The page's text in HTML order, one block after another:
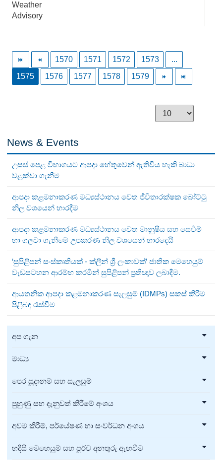
Weather
Advisory
1570 1571 1572 1573
...
1575
1576 1577 1578 1579
News & Events
උසස් පෙළ විභාගයට ආපදා හේතුවෙන් ඇතිවිය හැකි බාධා
වළක්වා ගැනීම
ආපදා කළමනාකරණ මධ්‍යස්ථානය වෙත ජීවිතාරක්ෂක බෝට්ටු
නිල වශයෙන් භාරදීම
ආපදා කළමනාකරණ මධ්‍යස්ථානය වෙත මානුෂීය සහ සෙවීම්
හා ගලවා ගැනීමේ උපකරණ නිල වශයෙන් භාරදෙයි
‘සුපිළිපන් සංස්කෘතියක් - ක්ලීන් ශ්‍රී ලංකාවක්’ ජාතික මෙහෙයුම්
වැඩසටහන ආරම්භ කරමින් සුපිළිපන් ප්‍රතිඥාව ලබාදීම.
ආයතනික ආපදා කළමනාකරණ සැලසුම් (IDMPs) සකස් කිරීම
පිළිබඳ රැස්වීම
අප ගැන
මාධ්‍ය
පෙර සූදානම් සහ සැලසුම්
පුහුණු සහ දැනුවත් කිරීමේ අංශය
අවම කිරීම්, පර්යේෂණ හා සංවර්ධන අංශය
හදිසි මෙහෙයුම් සහ පූර්ව අනතුරු ඇඟවීම